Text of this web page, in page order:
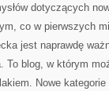
dotyczących
co w pierwszych
jest naprawdę
To blog, w którym
Nowe